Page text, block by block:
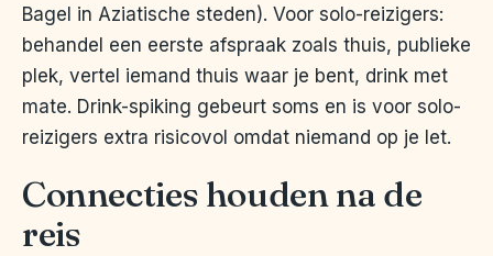
Bagel in Aziatische steden). Voor solo-reizigers:
behandel een eerste afspraak zoals thuis, publieke
plek, vertel iemand thuis waar je bent, drink met
mate. Drink-spiking gebeurt soms en is voor solo-
reizigers extra risicovol omdat niemand op je let.
Connecties houden na de
reis